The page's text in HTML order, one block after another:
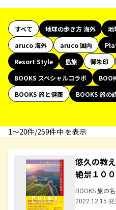
すべて 地球の歩き方 海外
地
aruco 海外
aruco 国内
Resort Style
島旅 御朱印
BOOKS スペシャルコラボ
BOOKS 旅と健康
BOOKS 旅の
1〜20件/259件中 を表示
悠久の教
絶景１００
BOOKS 旅の
2022.12.15 発